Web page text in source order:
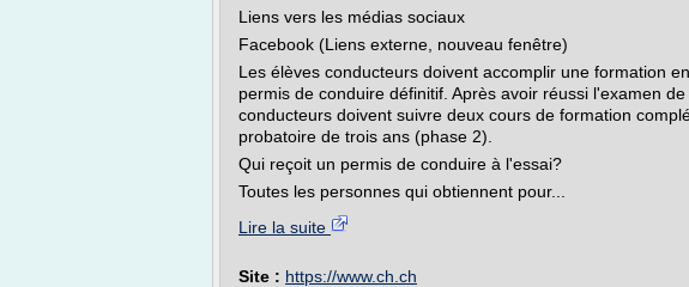
Liens vers les médias sociaux
Facebook (Liens externe, nouveau fenêtre)
Les élèves conducteurs doivent accomplir une formation
permis de conduire définitif. Après avoir réussi l'examen
conducteurs doivent suivre deux cours de formation
probatoire de trois ans (phase 2).
Qui reçoit un permis de conduire à l'essai?
Toutes les personnes qui obtiennent pour...
Lire la suite
Site : https://www.ch.ch